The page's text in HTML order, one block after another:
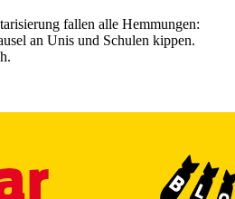
fallen alle Hemmungen:
an Unis und Schulen kippen.